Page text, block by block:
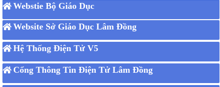
Webstie Bộ Giáo Dục
Website Sở Giáo Dục Lâm Đồng
Hệ Thống Điện Tử V5
Cổng Thông Tin Điện Tử Lâm Đồng